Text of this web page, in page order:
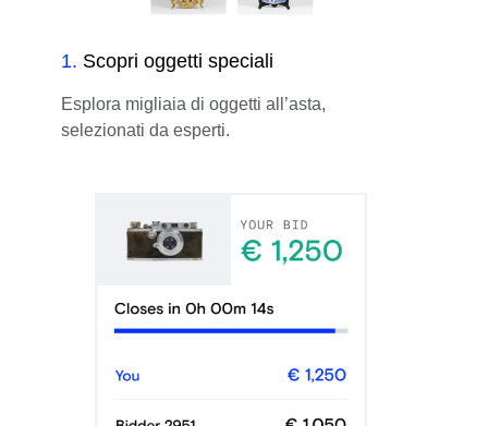
1. Scopri oggetti speciali
Esplora migliaia di oggetti all’asta,
selezionati da esperti.